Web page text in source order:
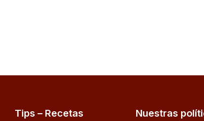
Tips – Recetas Nuestras